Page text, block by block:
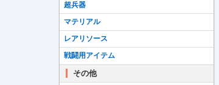
超兵器
マテリアル
レアリソース
戦闘用アイテム
その他